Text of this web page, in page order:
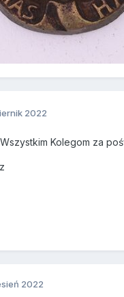
2022
Kolegom za
2022